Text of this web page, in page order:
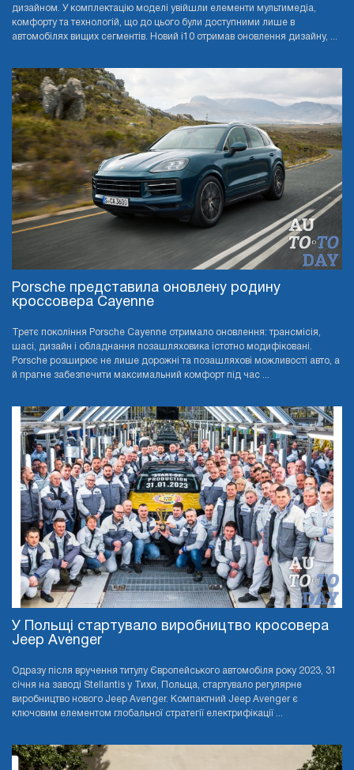
дизайном. У комплектацію моделі увійшли елементи мультимедіа,
комфорту та технологій, що до цього були доступними лише в
автомобілях вищих сегментів. Новий i10 отримав оновлення дизайну, ...
Porsche представила оновлену родину
кроссовера Cayenne
Третє покоління Porsche Cayenne отримало оновлення: трансмісія,
шасі, дизайн і обладнання позашляховика істотно модифіковані.
Porsche розширює не лише дорожні та позашляхові можливості авто, а
й прагне забезпечити максимальний комфорт під час ...
У Польщі стартувало виробництво кросовера
Jeep Avenger
Одразу після вручення титулу Європейського автомобіля року 2023, 31
січня на заводі Stellantis у Тихи, Польща, стартувало регулярне
виробництво нового Jeep Avenger. Компактний Jeep Avenger є
ключовим елементом глобальної стратегії електрифікації ...